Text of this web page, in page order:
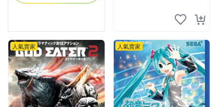
人氣賣家 人氣賣家